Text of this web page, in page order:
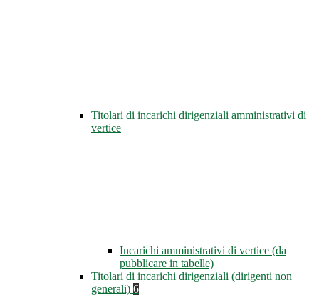
Titolari di incarichi dirigenziali amministrativi di
vertice
Incarichi amministrativi di vertice (da
pubblicare in tabelle)
Titolari di incarichi dirigenziali (dirigenti non
generali) 6